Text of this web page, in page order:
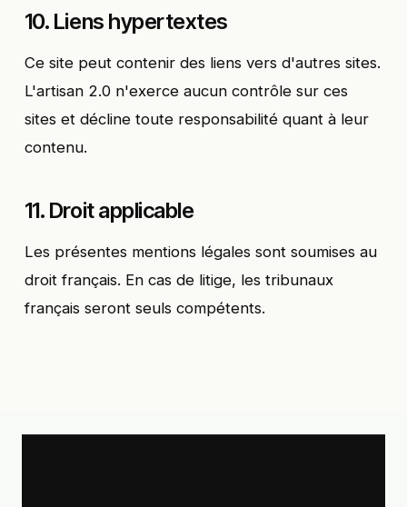
10. Liens hypertextes
Ce site peut contenir des liens vers d'autres sites.
L'artisan 2.0 n'exerce aucun contrôle sur ces
sites et décline toute responsabilité quant à leur
contenu.
11. Droit applicable
Les présentes mentions légales sont soumises au
droit français. En cas de litige, les tribunaux
français seront seuls compétents.